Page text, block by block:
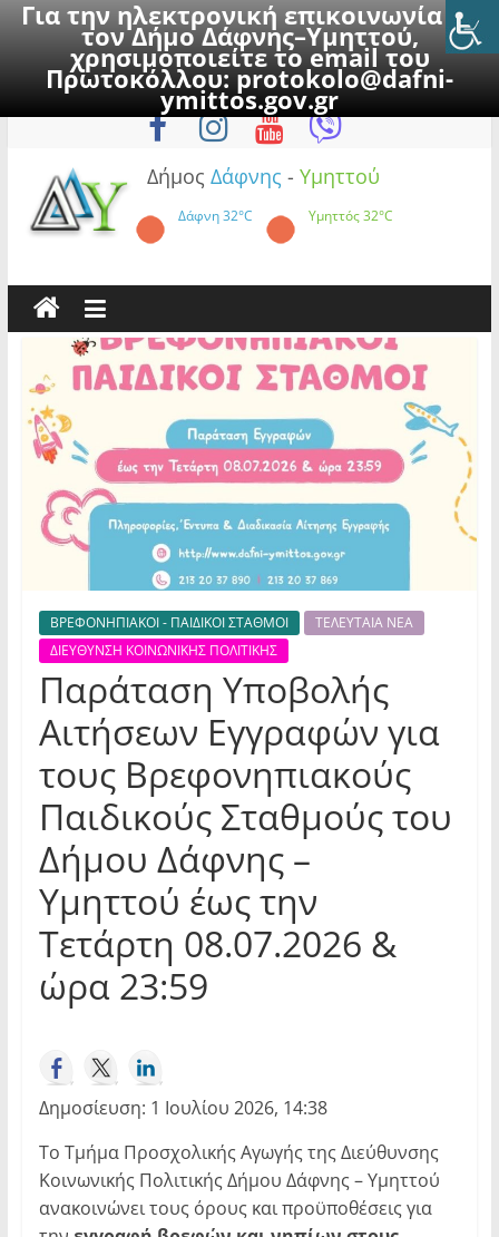
Για την ηλεκτρονική επικοινωνία με
τον Δήμο Δάφνης–Υμηττού,
χρησιμοποιείτε το email του
Πρωτοκόλλου:protokolo@dafni-
ymittos.gov.gr
to
Κυριακή, 9 Αυγούστου 2026
Δήμος Δάφνης - Υμηττού
Δάφνη32°C Υμηττός32°C
ΒΡΕΦΟΝΗΠΙΑΚΟΙ - ΠΑΙΔΙΚΟΙ ΣΤΑΘΜΟΙ
ΤΕΛΕΥΤΑΙΑ ΝΕΑ
ΔΙΕΥΘΥΝΣΗ ΚΟΙΝΩΝΙΚΗΣ ΠΟΛΙΤΙΚΗΣ
Παράταση Υποβολής
Αιτήσεων Εγγραφών για
τους Βρεφονηπιακούς
Παιδικούς Σταθμούς του
Δήμου Δάφνης –
Υμηττού έως την
Τετάρτη 08.07.2026 &
ώρα 23:59
Δημοσίευση: 1 Ιουλίου 2026, 14:38
Το Τμήμα Προσχολικής Αγωγής της Διεύθυνσης
Κοινωνικής Πολιτικής Δήμου Δάφνης – Υμηττού
ανακοινώνει τους όρους και προϋποθέσεις για